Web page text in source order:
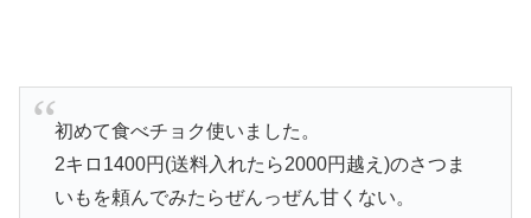
初めて食べチョク使いました。
2キロ1400円(送料入れたら2000円越え)のさつま
いもを頼んでみたらぜんっぜん甘くない。